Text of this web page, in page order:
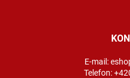
E-mail:
Telefon: